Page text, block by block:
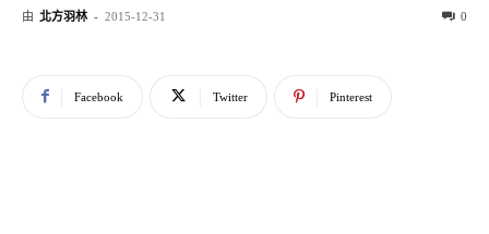
由 北方羽林 - 2015-12-31 0
Facebook Twitter Pinterest